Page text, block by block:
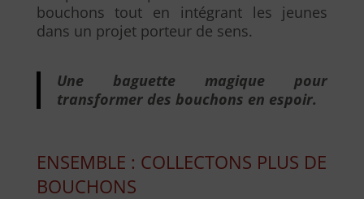
bouchons tout en intégrant les jeunes
dans un projet porteur de sens.
Une baguette magique pour
transformer des bouchons en espoir.
ENSEMBLE : COLLECTONS PLUS DE
BOUCHONS